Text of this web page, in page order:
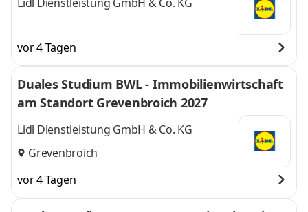
vor 4 Tagen
Duales Studium BWL - Immobilienwirtschaft
am Standort Grevenbroich 2027
Lidl Dienstleistung GmbH & Co. KG
Grevenbroich
vor 4 Tagen